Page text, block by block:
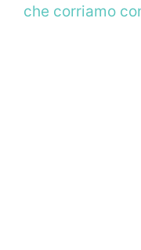
che corriamo